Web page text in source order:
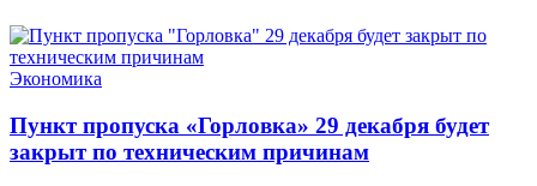
Экономика
Пункт пропуска «Горловка» 29 декабря будет
закрыт по техническим причинам